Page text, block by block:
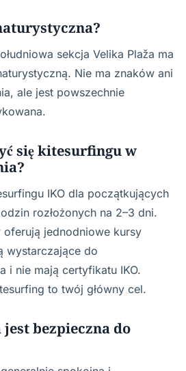
sekcja Velika Plaža ma
Nie ma znaków ani
ale jest powszechnie
się kitesurfingu w
IKO dla początkujących
rozłożonych na 2–3 dni.
jednodniowe kursy
wystarczające do
i nie mają certyfikatu IKO.
to twój główny cel.
jest bezpieczna do